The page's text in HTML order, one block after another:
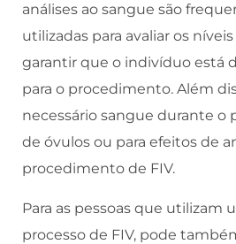
análises ao sangue são
utilizadas para avaliar os
garantir que o indivíduo está
para o procedimento. Além
necessário sangue durante o
de óvulos ou para efeitos de
procedimento de FIV.
Para as pessoas que utilizam
processo de FIV, pode